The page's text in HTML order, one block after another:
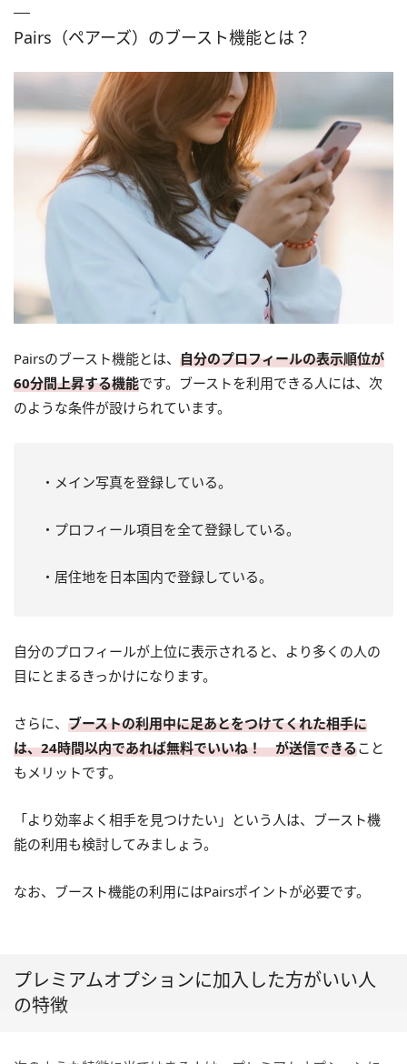
Pairs（ペアーズ）のブースト機能とは？
Pairsのブースト機能とは、 自分のプロフィールの表示順位が
60分間上昇する機能です。ブーストを利用できる人には、次
のような条件が設けられています。
・メイン写真を登録している。
・プロフィール項目を全て登録している。
・居住地を日本国内で登録している。
自分のプロフィールが上位に表示されると、より多くの人の
目にとまるきっかけになります。
さらに、 ブーストの利用中に足あとをつけてくれた相手に
は、24時間以内であれば無料でいいね！ が送信できること
もメリットです。
「より効率よく相手を見つけたい」という人は、ブースト機
能の利用も検討してみましょう。
なお、ブースト機能の利用にはPairsポイントが必要です。
プレミアムオプションに加入した方がいい人
の特徴